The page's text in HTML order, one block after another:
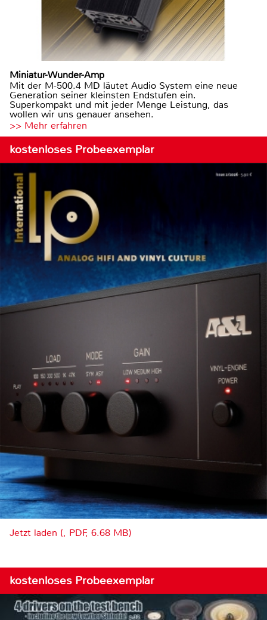
Miniatur-Wunder-Amp
Mit der M-500.4 MD läutet Audio System eine neue
Generation seiner kleinsten Endstufen ein.
Superkompakt und mit jeder Menge Leistung, das
wollen wir uns genauer ansehen.
>> Mehr erfahren
kostenloses Probeexemplar
Jetzt laden (, PDF, 6.68 MB)
kostenloses Probeexemplar